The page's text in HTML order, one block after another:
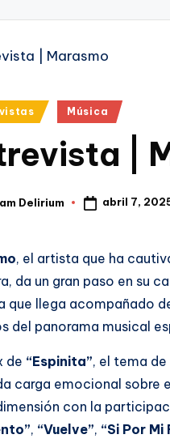
Música
|
Delirium abril 7,
, el artista que ha
da un gran paso en su
que llega acompañado
del panorama musical
de “Espinita”, el tema de
carga emocional sobre
con la
, “Vuelve”, “Si Por Mi